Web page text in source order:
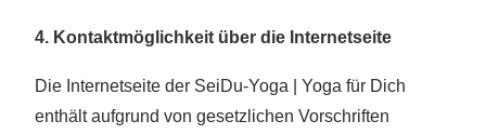
4. Kontaktmöglichkeit über die Internetseite
Die Internetseite der SeiDu-Yoga | Yoga für Dich
enthält aufgrund von gesetzlichen Vorschriften